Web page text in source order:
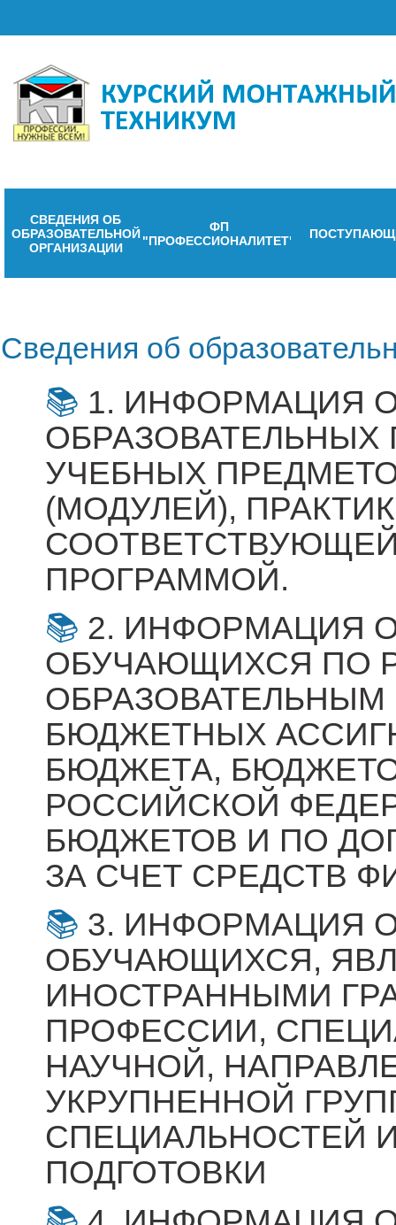
СВЕДЕНИЯ ОБ
ОБРАЗОВАТЕЛЬНОЙ
ОРГАНИЗАЦИИ
ФП
"ПРОФЕССИОНАЛИТЕТ"
Сведения об
1. ИНФОРМАЦИЯ
ОБРАЗОВАТЕЛЬНЫХ
УЧЕБНЫХ
(МОДУЛЕЙ),
ПРОГРАММОЙ.
2. ИНФОРМАЦИЯ
ОБУЧАЮЩИХСЯ ПО
БЮДЖЕТНЫХ
БЮДЖЕТА,
РОССИЙСКОЙ
БЮДЖЕТОВ И ПО
ЗА СЧЕТ СРЕДСТВ
3. ИНФОРМАЦИЯ
ОБУЧАЮЩИХСЯ,
ИНОСТРАННЫМИ
ПРОФЕССИИ,
НАУЧНОЙ,
УКРУПНЕННОЙ
СПЕЦИАЛЬНОСТЕЙ
ПОДГОТОВКИ